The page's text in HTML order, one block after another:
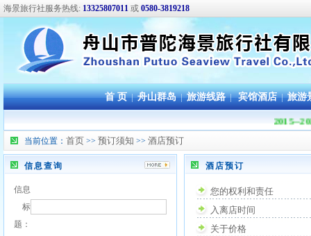
海景旅行社服务热线: 13325807011 或 0580-3819218
首 页 | 舟山群岛 | 旅游线路 | 宾馆酒店 | 旅游
2015--
当前位置： 首页 >> 预订须知 >> 酒店预订
信息查询
信息
标
题：
酒店预订
您的权利和责任
入离店时间
关于价格